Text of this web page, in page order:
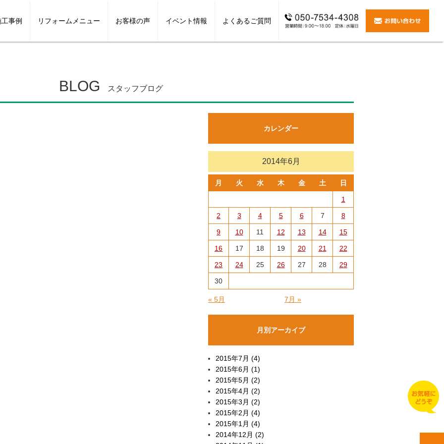
工事例 リフォームメニュー お客様の声 イベント情報 よくあるご質問
BLOG スタッフブログ
カレンダー
2014年6月
月 火 水 木 金 土 日
1
2 3 4 5 6 7 8
9 10 11 12 13 14 15
16 17 18 19 20 21 22
23 24 25 26 27 28 29
30
« 5月 7月 »
月別アーカイブ
2015年7月 (4)
2015年6月 (1)
2015年5月 (2)
2015年4月 (2)
2015年3月 (2)
2015年2月 (4)
2015年1月 (4)
2014年12月 (2)